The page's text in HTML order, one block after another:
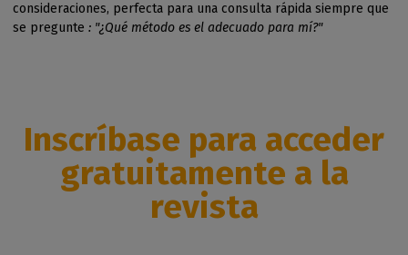
consideraciones, perfecta para una consulta rápida siempre que
se pregunte : "¿Qué método es el adecuado para mí?"
Inscríbase para acceder
gratuitamente a la
revista